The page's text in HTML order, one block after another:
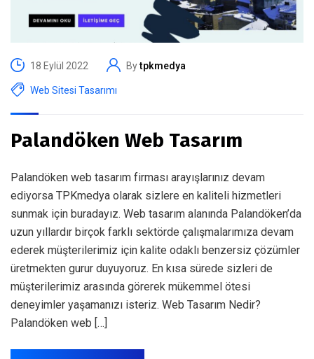
18 Eylül 2022 Bytpkmedya
Web Sitesi Tasarımı
Palandöken Web Tasarım
Palandöken web tasarım firması arayışlarınız devam
ediyorsa TPKmedya olarak sizlere en kaliteli hizmetleri
sunmak için buradayız. Web tasarım alanında Palandöken’da
uzun yıllardır birçok farklı sektörde çalışmalarımıza devam
ederek müşterilerimiz için kalite odaklı benzersiz çözümler
üretmekten gurur duyuyoruz. En kısa sürede sizleri de
müşterilerimiz arasında görerek mükemmel ötesi
deneyimler yaşamanızı isteriz. Web Tasarım Nedir?
Palandöken web […]